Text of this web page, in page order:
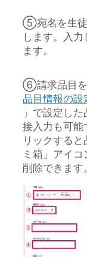
⑤宛名を生徒
します。入
ます。
⑥請求品目を
品目情報の設
」で設定し
接入力も可能
リックする
ミ箱」アイ
削除できます。